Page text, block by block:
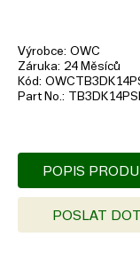
Výrobce OWC
Záruka 24 Měsíců
Kód
Part No.
POPIS
POSLAT